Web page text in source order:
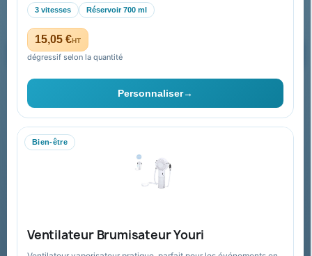
3 vitesses Réservoir 700 ml
15,05 €HT
dégressif selon la quantité
Personnaliser→
Bien-être
Ventilateur Brumisateur Youri
Vous pouvez vous désinscrire à tout moment. Vous trouverez pour
cela nos informations de contact dans les conditions d'utilisation du
site.
Collectivités & administrations
Devis, mandat administratif et facturation Chorus Pro
Espace collectivités